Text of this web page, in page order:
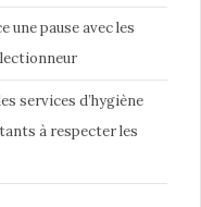
une pause avec les
services d’hygiène
à respecter les